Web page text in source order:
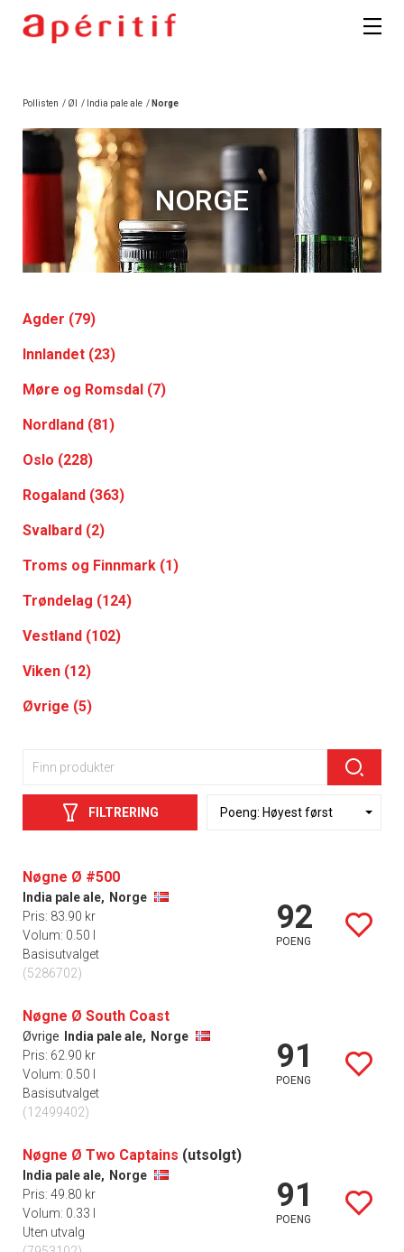
Pollisten / Øl / India pale ale / Norge
NORGE
Agder (79)
Innlandet (23)
Møre og Romsdal (7)
Nordland (81)
Oslo (228)
Rogaland (363)
Svalbard (2)
Troms og Finnmark (1)
Trøndelag (124)
Vestland (102)
Viken (12)
Øvrige (5)
FILTRERING
Nøgne Ø #500
India pale ale, Norge
Pris: 83.90 kr
Volum: 0.50 l
Basisutvalget
(5286702)
92
POENG
Nøgne Ø South Coast
Øvrige India pale ale, Norge
Pris: 62.90 kr
Volum: 0.50 l
Basisutvalget
(12499402)
91
POENG
Nøgne Ø Two Captains (utsolgt)
India pale ale, Norge
Pris: 49.80 kr
Volum: 0.33 l
Uten utvalg
91
POENG